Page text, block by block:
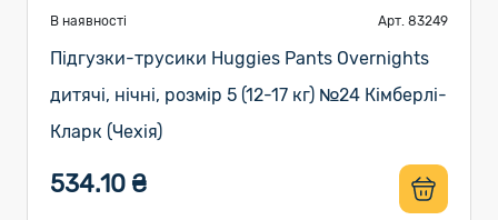
В наявності Арт. 83249
Підгузки-трусики Huggies Pants Overnights
дитячі, нічні, розмір 5 (12-17 кг) №24 Кімберлі-
Кларк (Чехія)
534.10 ₴